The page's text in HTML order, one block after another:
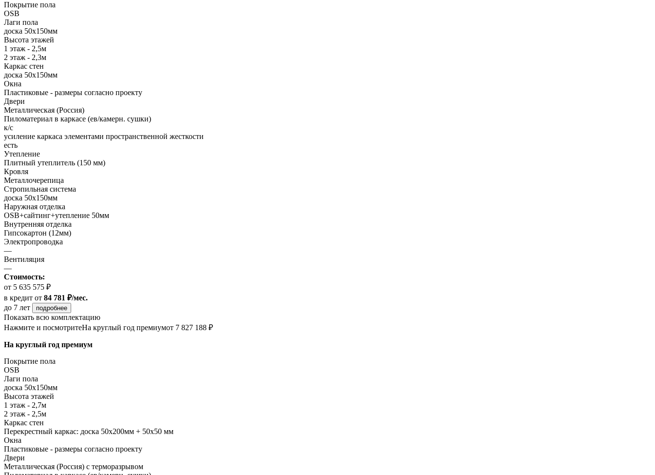
Покрытие пола
ОSB
Лаги пола
доска 50х150мм
Высота этажей
1 этаж - 2,5м
2 этаж - 2,3м
Каркас стен
доска 50х150мм
Окна
Пластиковые - размеры согласно проекту
Двери
Металлическая (Россия)
Пиломатериал в каркасе (ев/камерн. сушки)
к/с
усиление каркаса элементами пространственной жесткости
есть
Утепление
Плитный утеплитель (150 мм)
Кровля
Металлочерепица
Стропильная система
доска 50х150мм
Наружная отделка
OSB+сайтинг+утепление 50мм
Внутренняя отделка
Гипсокартон (12мм)
Электропроводка
—
Вентиляция
—
Стоимость:
от 5 635 575 ₽
в кредит от 84 781 ₽/мес.
до 7 лет
подробнее
Показать всю комплектацию
Нажмите и посмотритеНа круглый год премиумот 7 827 188 ₽
На круглый год премиум
Покрытие пола
ОSB
Лаги пола
доска 50х150мм
Высота этажей
1 этаж - 2,7м
2 этаж - 2,5м
Каркас стен
Перекрестный каркас: доска 50х200мм + 50х50 мм
Окна
Пластиковые - размеры согласно проекту
Двери
Металлическая (Россия) с терморазрывом